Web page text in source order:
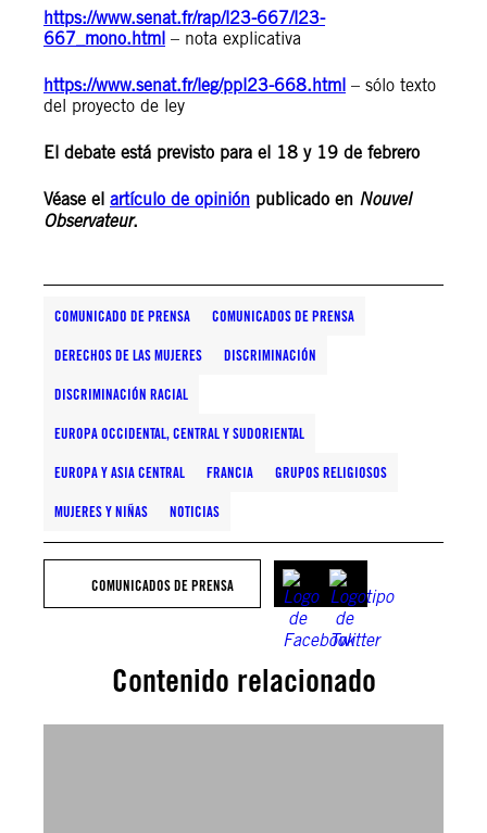
https://www.senat.fr/rap/l23-667/l23-
667_mono.html – nota explicativa
https://www.senat.fr/leg/ppl23-668.html – sólo texto
del proyecto de ley
El debate está previsto para el 18 y 19 de febrero
Véase el artículo de opinión publicado en Nouvel
Observateur.
COMUNICADO DE PRENSA COMUNICADOS DE PRENSA
DERECHOS DE LAS MUJERES DISCRIMINACIÓN
DISCRIMINACIÓN RACIAL
EUROPA OCCIDENTAL, CENTRAL Y SUDORIENTAL
EUROPA Y ASIA CENTRAL FRANCIA GRUPOS RELIGIOSOS
MUJERES Y NIÑAS NOTICIAS
COMUNICADOS DE PRENSA
Contenido relacionado